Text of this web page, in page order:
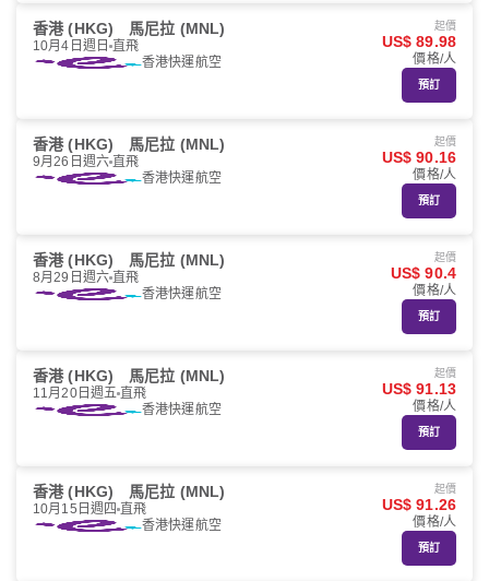
香港 (HKG) 馬尼拉 (MNL)
10月4日週日 直飛
香港快運航空
起價
US$ 89.98
價格/人
預訂
香港 (HKG) 馬尼拉 (MNL)
9月26日週六 直飛
香港快運航空
起價
US$ 90.16
價格/人
預訂
香港 (HKG) 馬尼拉 (MNL)
8月29日週六 直飛
香港快運航空
起價
US$ 90.4
價格/人
預訂
香港 (HKG) 馬尼拉 (MNL)
11月20日週五 直飛
香港快運航空
起價
US$ 91.13
價格/人
預訂
香港 (HKG) 馬尼拉 (MNL)
10月15日週四 直飛
香港快運航空
起價
US$ 91.26
價格/人
預訂